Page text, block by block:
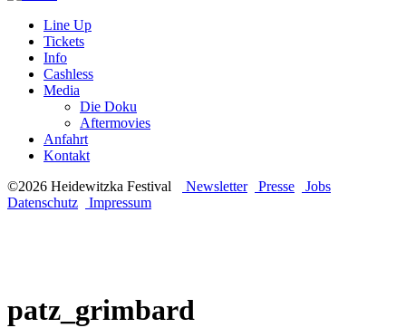
Line Up
Tickets
Info
Cashless
Media
Die Doku
Aftermovies
Anfahrt
Kontakt
©2026 Heidewitzka Festival
Newsletter Presse
Jobs
Datenschutz
Impressum
patz_grimbard